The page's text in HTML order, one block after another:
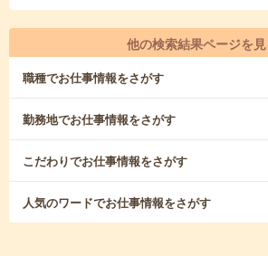
他の検索結果ページを
職種でお仕事情報をさがす
勤務地でお仕事情報をさがす
こだわりでお仕事情報をさがす
人気のワードでお仕事情報をさがす